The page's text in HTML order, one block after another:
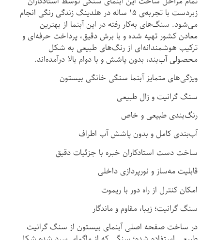
زبردست با تجربه‌ی ۱۵ ساله در هلدینگ زندگی رنگی انجام
می‌شود. سنگ‌های به‌کار رفته در این آبنما از بهترین
معادن کشور تهیه شده و با برش دقیق، پرداخت حرفه‌ای و
ترکیب هوشمندانه‌ای از رنگ‌های طبیعی به شکل
محصولی آب‌بند، بدون پاشش و با دوام بالا درآمده‌اند.
ویژگی‌های متمایز آبنما سنگی خانگی بیستون
سنگ گرانیت و زال طبیعی
رنگ‌بندی طبیعی و خاص
آب‌بندی کامل و بدون پاشش آب اطراف
ساخت دست استادکاران خبره با جزئیات دقیق
قابلیت مه‌ساز و نورپردازی داخلی
امکان کنترل از راه دور با ریموت
سنگ گرانیت؛ زیبا، مقاوم و ماندگار
در ساخت صفحه اصلی آبنمای بیستون از سنگ گرانیت